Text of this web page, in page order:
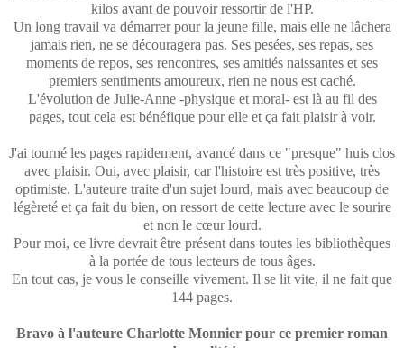
kilos avant de pouvoir ressortir de l'HP.
Un long travail va démarrer pour la jeune fille, mais elle ne lâchera
jamais rien, ne se découragera pas. Ses pesées, ses repas, ses
moments de repos, ses rencontres, ses amitiés naissantes et ses
premiers sentiments amoureux, rien ne nous est caché.
L'évolution de Julie-Anne -physique et moral- est là au fil des
pages, tout cela est bénéfique pour elle et ça fait plaisir à voir.
J'ai tourné les pages rapidement, avancé dans ce "presque" huis clos
avec plaisir. Oui, avec plaisir, car l'histoire est très positive, très
optimiste. L'auteure traite d'un sujet lourd, mais avec beaucoup de
légèreté et ça fait du bien, on ressort de cette lecture avec le sourire
et non le cœur lourd.
Pour moi, ce livre devrait être présent dans toutes les bibliothèques
à la portée de tous lecteurs de tous âges.
En tout cas, je vous le conseille vivement. Il se lit vite, il ne fait que
144 pages.
Bravo à l'auteure Charlotte Monnier pour ce premier roman